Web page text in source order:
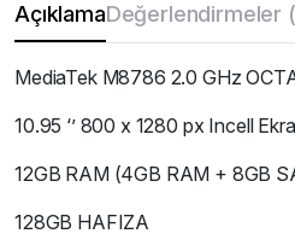
AçıklamaDeğerlendirmeler
MediaTek M8786 2.0 GHz
10.95 ‘’ 800 x 1280 px Incell
12GB RAM (4GB RAM + 8GB
128GB HAFIZA